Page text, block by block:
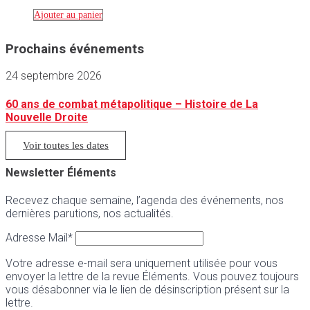
Ajouter au panier
Prochains événements
24 septembre 2026
60 ans de combat métapolitique – Histoire de La
Nouvelle Droite
Voir toutes les dates
Newsletter Éléments
Recevez chaque semaine, l’agenda des événements, nos
dernières parutions, nos actualités.
Adresse Mail*
Votre adresse e-mail sera uniquement utilisée pour vous
envoyer la lettre de la revue Éléments. Vous pouvez toujours
vous désabonner via le lien de désinscription présent sur la
lettre.